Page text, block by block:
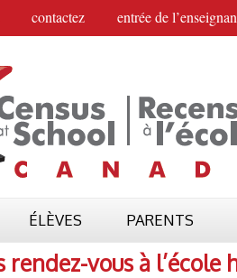
contactez entrée de
ÉLÈVES PARENTS
rendez-vous à l’école